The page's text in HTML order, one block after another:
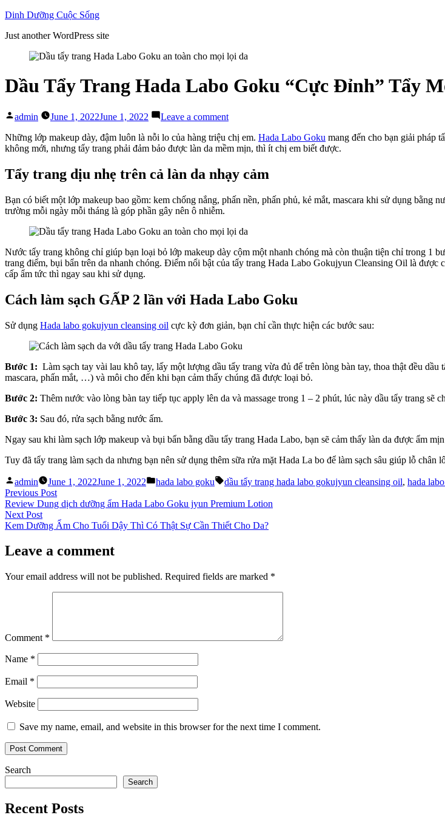
Skip
content
Dinh Dưỡng Cuộc Sống
Just another WordPress site
Dầu Tẩy Trang Hada Labo Goku “Cực Đỉnh” Tẩy
Posted
admin June 1, 2022June 1, 2022 Leave a commenton
Tẩy
Trang
Goku
Đỉnh”
Lớp
Makeup
Những lớp makeup dày, đậm luôn là nỗi lo của hàng triệu chị em. Hada Labo Goku mang đến cho bạn giải pháp
không mới, nhưng tẩy trang phải đảm bảo được làn da mềm mịn, thì ít chị em biết được.
Tẩy trang dịu nhẹ trên cả làn da nhạy cảm
Bạn có biết một lớp makeup bao gồm: kem chống nắng, phấn nền, phấn phủ, kẻ mắt, mascara khi sử dụng
trường mỗi ngày mỗi tháng là góp phần gây nên ô nhiễm.
Nước tẩy trang không chỉ giúp bạn loại bỏ lớp makeup dày cộm một nhanh chóng mà còn thuận tiện chỉ trong 1
trang điểm, bụi bẩn trên da nhanh chóng. Điểm nổi bật của tẩy trang Hada Labo Gokujyun Cleansing Oil là
cấp ẩm tức thì ngay sau khi sử dụng.
Cách làm sạch GẤP 2 lần với Hada Labo Goku
Sử dụng Hada labo gokujyun cleansing oil cực kỳ đơn giản, bạn chỉ cần thực hiện các bước sau:
Bước 1: Làm sạch tay vài lau khô tay, lấy một lượng dầu tẩy trang vừa đủ để trên lòng bàn tay, thoa thật đều
mascara, phấn mắt, …) và môi cho đến khi bạn cảm thấy chúng đã được loại bỏ.
Bước 2: Thêm nước vào lòng bàn tay tiếp tục apply lên da và massage trong 1 – 2 phút, lúc này dầu tẩy trang sẽ
Bước 3: Sau đó, rửa sạch bằng nước ấm.
Ngay sau khi làm sạch lớp makeup và bụi bẩn bằng dầu tẩy trang Hada Labo, bạn sẽ cảm thấy làn da được ẩm
Tuy đã tẩy trang làm sạch da nhưng bạn nên sử dụng thêm sữa rửa mặt Hada La bo để làm sạch sâu giúp lỗ chân
Posted
by
admin June 1, 2022June 1, 2022
Posted
hada labo goku Tags:
dầu tẩy trang hada labo gokujyun cleansing oil, hada
Post
navigation
Previous PostPrevious
post:
Review Dung dịch dưỡng ẩm Hada Labo Goku jyun Premium Lotion
Next PostNext
post:
Kem Dưỡng Ẩm Cho Tuổi Dậy Thì Có Thật Sự Cần Thiết Cho Da?
Leave a comment
Your email address will not be published. Required fields are marked *
Comment *
Name *
Email *
Website
Save my name, email, and website in this browser for the next time I comment.
Search
Search
Recent Posts